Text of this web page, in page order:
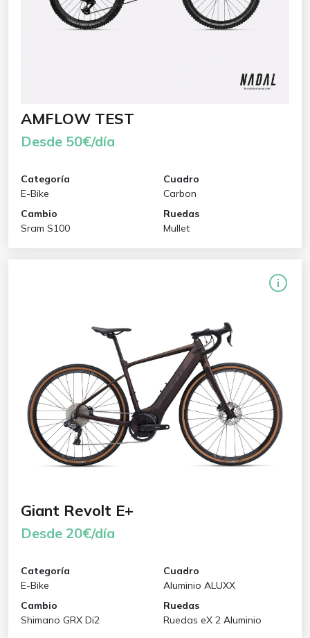
AMFLOW TEST
Desde 50€/día
Categoría
E-Bike
Cuadro
Carbon
Cambio
Sram S100
Ruedas
Mullet
Giant Revolt E+
Desde 20€/día
Categoría
E-Bike
Cuadro
Aluminio ALUXX
Cambio
Shimano GRX Di2
Ruedas
Ruedas eX 2 Aluminio